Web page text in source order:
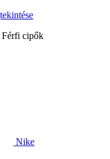
Férfi cipők
Nike